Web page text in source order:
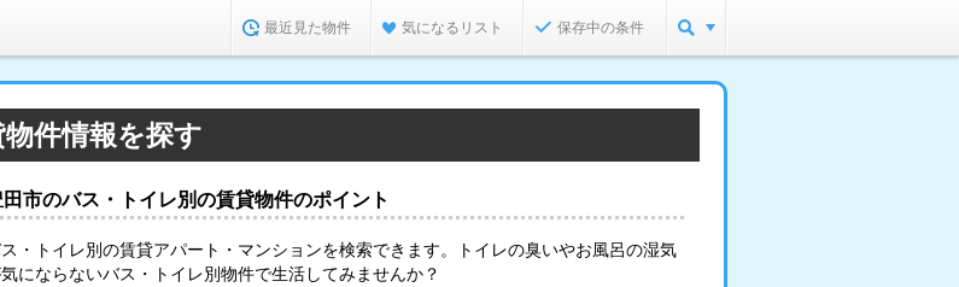
最近見た物件 気になるリスト 保存中の条件
件情報を探す
田市のバス・トイレ別の賃貸物件のポイント
・トイレ別の賃貸アパート・マンションを検索できます。トイレの臭いやお風呂の湿気
にならないバス・トイレ別物件で生活してみませんか？